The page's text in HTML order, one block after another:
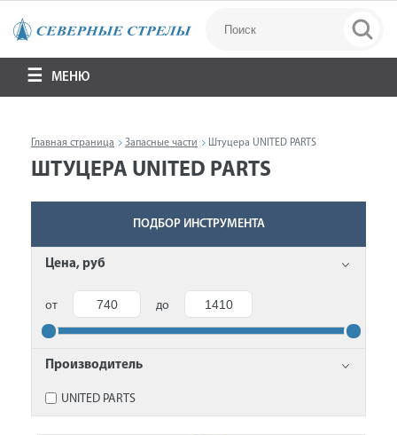
МЕНЮ
Главная страница Запасные части Штуцера UNITED PARTS
ШТУЦЕРА UNITED PARTS
ПОДБОР ИНСТРУМЕНТА
Цена, руб
от до
Производитель
UNITED PARTS